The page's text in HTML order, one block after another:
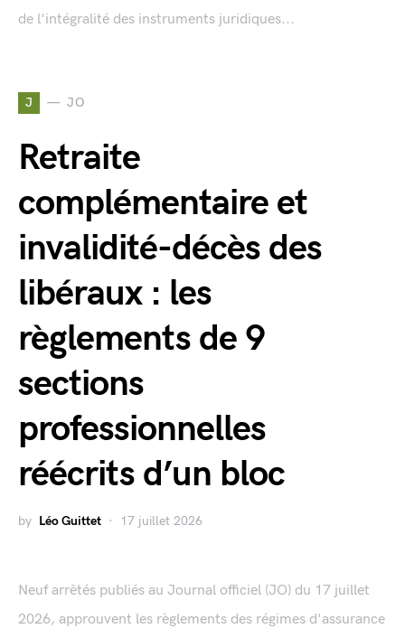
de l'intégralité des instruments juridiques...
J JO
Retraite
complémentaire et
invalidité-décès des
libéraux : les
règlements de 9
sections
professionnelles
réécrits d’un bloc
by Léo Guittet 17 juillet 2026
Neuf arrêtés publiés au Journal officiel (JO) du 17 juillet
2026, approuvent les règlements des régimes d'assurance